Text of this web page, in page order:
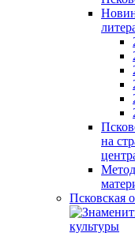
на
Псковская